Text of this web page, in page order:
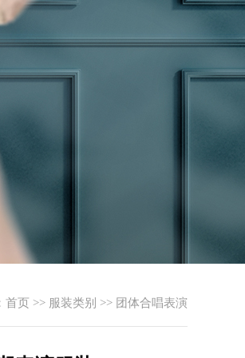
首页 >> 服装类别 >> 团体合唱表演